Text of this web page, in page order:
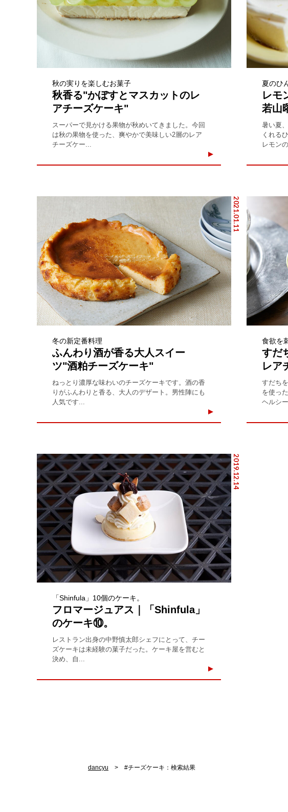
秋の実りを楽しむお菓子
秋香る"かぼすとマスカットのレ
アチーズケーキ"
スーパーで見かける果物が秋めいてきました。今回
は秋の果物を使った、爽やかで美味しい2層のレア
チーズケー...
夏のひ
レモ
若山
暑い夏
くれる
レモンの
2021.01.11
冬の新定番料理
ふんわり酒が香る大人スイー
ツ"酒粕チーズケーキ"
ねっとり濃厚な味わいのチーズケーキです。酒の香
りがふんわりと香る、大人のデザート。男性陣にも
人気です...
食欲を
すだ
レア
すだち
を使っ
ヘルシー
2019.12.14
「Shinfula」10個のケーキ。
フロマージュアス｜「Shinfula」
のケーキ⑩。
レストラン出身の中野慎太郎シェフにとって、チー
ズケーキは未経験の菓子だった。ケーキ屋を営むと
決め、自...
dancyu #チーズケーキ：検索結果